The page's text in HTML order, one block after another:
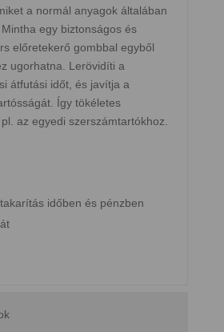
a normál anyagok általában
egy biztonságos és
előretekerő gombbal egyből
ugorhatna. Lerövidíti a
átfutási időt, és javítja a
Így tökéletes
az egyedi szerszámtartókhoz.
időben és pénzben